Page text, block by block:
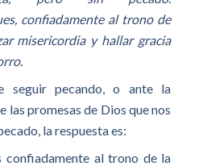
confiadamente al trono de
misericordia y hallar gracia
seguir pecando, o ante la
las promesas de Dios que nos
la respuesta es:
confiadamente al trono de la